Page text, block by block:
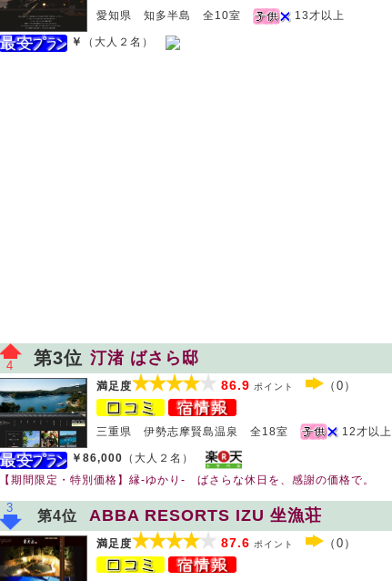
愛知県 知多半島 全10室 13才以上
￥ （大人２名）
4 第3位 汀渚 ばさら邸
満足度 86.9 ポイント （0）
三重県 伊勢志摩賢島温泉 全18室 12才以上
￥86,000 （大人２名）
【期間限定・特別価格】縁-ゆかり- ばさらな休日を、感謝の価格で。
3
第4位 ABBA RESORTS IZU 坐漁荘
満足度 87.6 ポイント （0）